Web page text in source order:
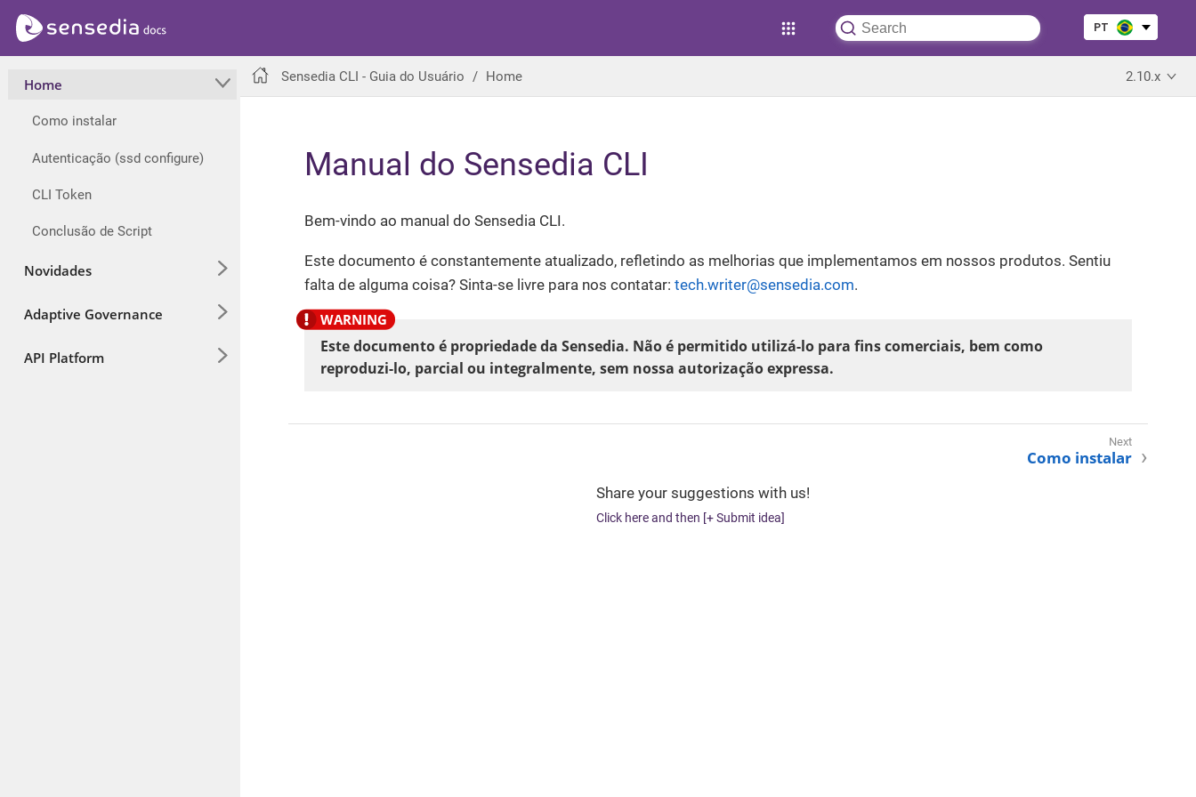
PT
PT
Home
Como instalar
Autenticação (ssd configure)
CLI Token
Conclusão de Script
Novidades
Adaptive Governance
API Platform
Sensedia CLI - Guia do Usuário Home 2.10.x
Manual do Sensedia CLI
Bem-vindo ao manual do Sensedia CLI.
Este documento é constantemente atualizado, refletindo as melhorias que implementamos em nossos produtos. Sentiu
falta de alguma coisa? Sinta-se livre para nos contatar: tech.writer@sensedia.com.
Este documento é propriedade da Sensedia. Não é permitido utilizá-lo para fins comerciais, bem como
reproduzi-lo, parcial ou integralmente, sem nossa autorização expressa.
Como instalar
Share your suggestions with us!
Click here and then [+ Submit idea]